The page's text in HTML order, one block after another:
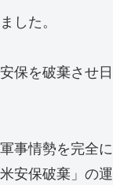
した。
保を破棄させ日
事情勢を完全に
安保破棄」の運